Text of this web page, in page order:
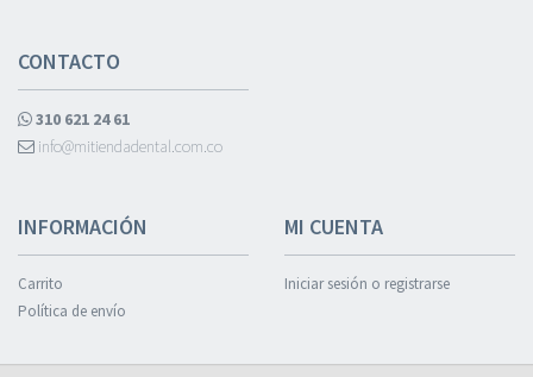
CONTACTO
310 621 24 61
info@mitiendadental.com.co
INFORMACIÓN
Carrito
Política de envío
MI CUENTA
Iniciar sesión o registrarse